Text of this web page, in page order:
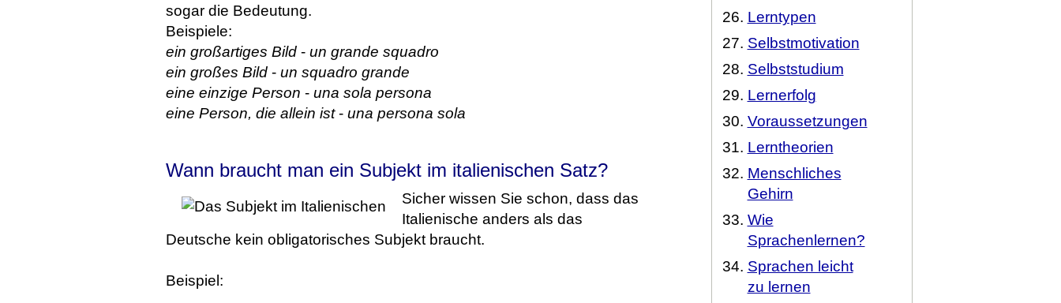
sogar die Bedeutung.
Beispiele:
ein großartiges Bild- un grande squadro
ein großes Bild- un squadro grande
eine einzige Person - una sola persona
eine Person, die allein ist- una persona sola
Wann braucht man ein Subjekt im italienischen Satz?
Sicher wissen Sie schon, dass das
Italienische anders als das
Deutsche kein obligatorisches Subjekt braucht.
Beispiel:
Lerntypen
Selbstmotivation
Selbststudium
Lernerfolg
Voraussetzungen
Lerntheorien
Menschliches
Gehirn
Wie
Sprachenlernen?
Sprachen leicht
zu lernen